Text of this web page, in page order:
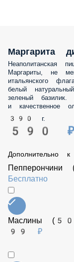
Маргарита
Неаполитанская
Маргариты, не
флага образуют
моцарелла буффало
добавляем орегано
390 г.
590 ₽
Пепперончини
Бесплатно
Маслины (50 гр)